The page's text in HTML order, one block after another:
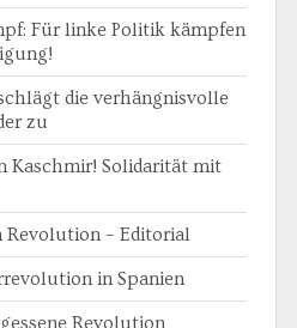
Für linke Politik kämpfen
die verhängnisvolle
zu
Kaschmir! Solidarität mit
Revolution – Editorial
in Spanien
Revolution